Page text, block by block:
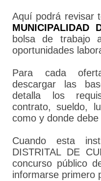
Aquí podrá revisar
MUNICIPALIDAD
bolsa de trabajo
oportunidades
Para cada
descargar las
detalla los
contrato, sueldo,
como y donde debe
Cuando esta
DISTRITAL DE
concurso público
informarse primero